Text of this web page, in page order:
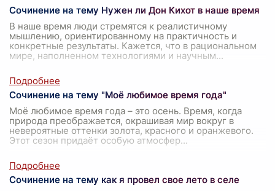
Сочинение на тему Нужен ли Дон Кихот в наше время
В наше время люди стремятся к реалистичному
мышлению, ориентированному на практичность и
конкретные результаты. Кажется, что в рациональном
мире, наполненном технологиями и научным...
Сочинение на тему "Моё любимое время года"
Моё любимое время года – это осень. Время, когда
природа преображается, окрашивая мир вокруг в
невероятные оттенки золота, красного и оранжевого.
Этот сезон придаёт особую атмосфер...
Сочинение на тему как я провел свое лето в селе